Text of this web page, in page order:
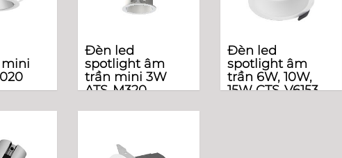
Đèn led
spotlight âm
trần mini 3W
ATS-M320
Đèn led
spotlight âm
trần 6W, 10W,
15W CTS-V6153